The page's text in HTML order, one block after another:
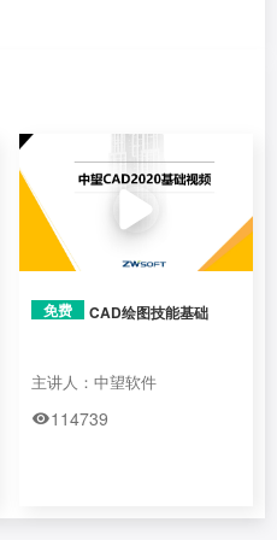
免费 CAD绘图技能基础
主讲人：中望软件
114739